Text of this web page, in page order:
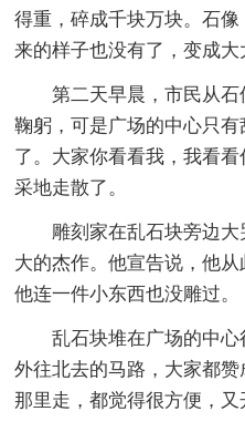
得重，碎成千块万块。石
来的样子也没有了，变成大
第二天早晨，市民从石
鞠躬，可是广场的中心只
了。大家你看看我，我看
采地走散了。
雕刻家在乱石块旁边大
大的杰作。他宣告说，他
他连一件小东西也没雕过。
乱石块堆在广场的中心
外往北去的马路，大家都
那里走，都觉得很方便，又